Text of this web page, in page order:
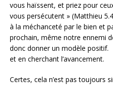
vous haïssent, et priez pour
vous persécutent » (Matthieu
à la méchanceté par le bien et
prochain, même notre ennemi
donc donner un modèle positif.
et en cherchant l’avancement.
Certes, cela n’est pas toujours